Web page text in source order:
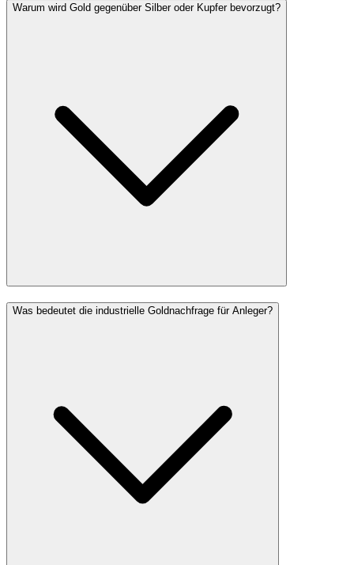
Warum wird Gold gegenüber Silber oder Kupfer bevorzugt?
Was bedeutet die industrielle Goldnachfrage für Anleger?